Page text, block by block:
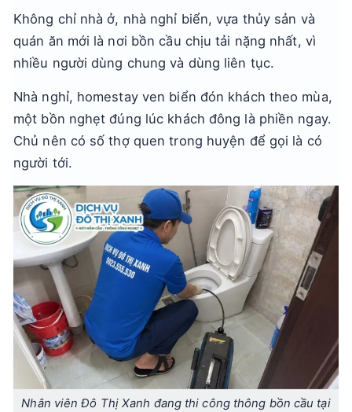
Không chỉ nhà ở, nhà nghỉ biển, vựa thủy sản và
quán ăn mới là nơi bồn cầu chịu tải nặng nhất, vì
nhiều người dùng chung và dùng liên tục.
Nhà nghỉ, homestay ven biển đón khách theo mùa,
một bồn nghẹt đúng lúc khách đông là phiền ngay.
Chủ nên có số thợ quen trong huyện để gọi là có
người tới.
Nhân viên Đô Thị Xanh đang thi công thông bồn cầu tại